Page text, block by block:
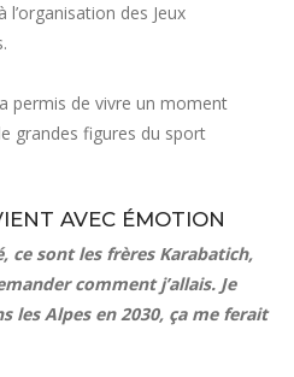
des Jeux
permis de vivre un moment
grandes figures du sport
AVEC ÉMOTION
ce sont les frères Karabatich,
comment j’allais. Je
les Alpes en 2030, ça me ferait